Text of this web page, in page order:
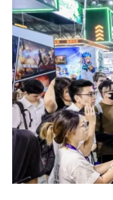
际博览中心N1馆
体验试玩Demo。